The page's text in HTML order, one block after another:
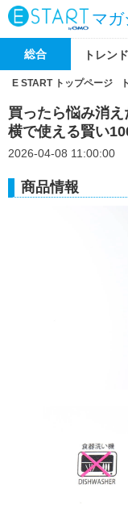
マガ
総合 トレンド
E START トップページ
買ったら悩み消
横で使える賢い
2026-04-08 11:00:00
商品情報